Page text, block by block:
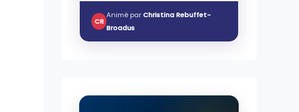
CR
Animé parChristina Rebuffet-
Broadus